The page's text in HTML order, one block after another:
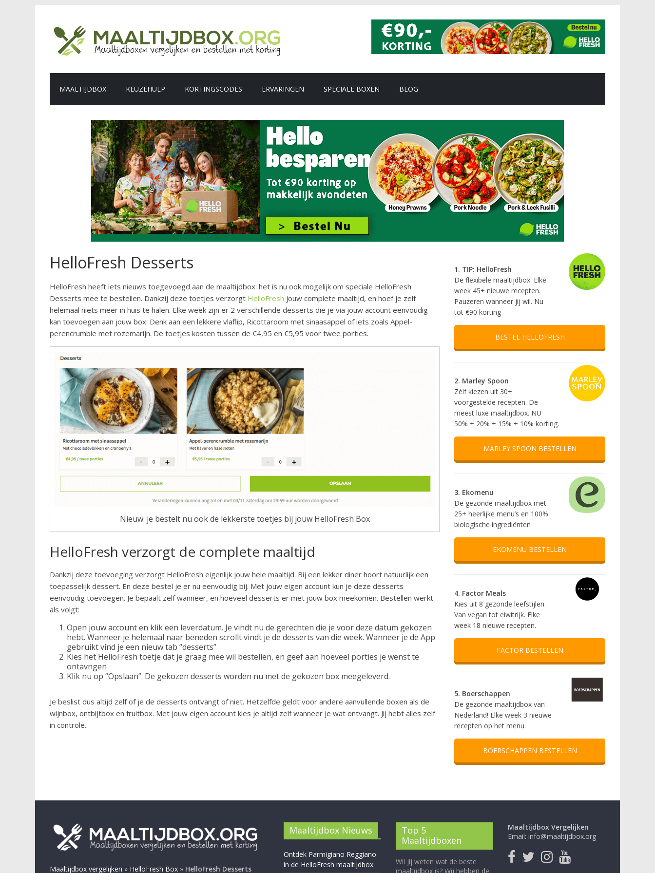
MAALTIJDBOX KEUZEHULP KORTINGSCODES ERVARINGEN SPECIALE BOXEN BLOG
HelloFresh Desserts
HelloFresh heeft iets nieuws toegevoegd aan de maaltijdbox: het is nu ook mogelijk om speciale HelloFresh
Desserts mee te bestellen. Dankzij deze toetjes verzorgt HelloFresh jouw complete maaltijd, en hoef je zelf
helemaal niets meer in huis te halen. Elke week zijn er 2 verschillende desserts die je via jouw account eenvoudig
kan toevoegen aan jouw box. Denk aan een lekkere vlaflip, Ricottaroom met sinaasappel of iets zoals Appel-
perencrumble met rozemarijn. De toetjes kosten tussen de €4,95 en €5,95 voor twee porties.
Nieuw: je bestelt nu ook de lekkerste toetjes bij jouw HelloFresh Box
HelloFresh verzorgt de complete maaltijd
Dankzij deze toevoeging verzorgt HelloFresh eigenlijk jouw hele maaltijd. Bij een lekker diner hoort natuurlijk een
toepasselijk dessert. En deze bestel je er nu eenvoudig bij. Met jouw eigen account kun je deze desserts
eenvoudig toevoegen. Je bepaalt zelf wanneer, en hoeveel desserts er met jouw box meekomen. Bestellen werkt
als volgt:
Open jouw account en klik een leverdatum. Je vindt nu de gerechten die je voor deze datum gekozen
hebt. Wanneer je helemaal naar beneden scrollt vindt je de desserts van die week. Wanneer je de App
gebruikt vind je een nieuw tab “desserts”
Kies het HelloFresh toetje dat je graag mee wil bestellen, en geef aan hoeveel porties je wenst te
ontavngen
Klik nu op “Opslaan”. De gekozen desserts worden nu met de gekozen box meegeleverd.
Je beslist dus altijd zelf of je de desserts ontvangt of niet. Hetzelfde geldt voor andere aanvullende boxen als de
wijnbox, ontbijtbox en fruitbox. Met jouw eigen account kies je altijd zelf wanneer je wat ontvangt. Jij hebt alles zelf
in controle.
1. TIP: HelloFresh
De flexibele maaltijdbox. Elke
week 45+ nieuwe recepten.
Pauzeren wanneer jij wil. Nu
tot €90 korting
BESTEL HELLOFRESH
2. Marley Spoon
Zélf kiezen uit 30+
voorgestelde recepten. De
meest luxe maaltijdbox. NU
50% + 20% + 15% + 10% korting.
MARLEY SPOON BESTELLEN
3. Ekomenu
De gezonde maaltijdbox met
25+ heerlijke menu’s en 100%
biologische ingrediënten
EKOMENU BESTELLEN
4. Factor Meals
Kies uit 8 gezonde leefstijlen.
Van vegan tot eiwitrijk. Elke
week 18 nieuwe recepten.
FACTOR BESTELLEN
5. Boerschappen
De gezonde maaltijdbox van
Nederland! Elke week 3 nieuwe
recepten op het menu.
BOERSCHAPPEN BESTELLEN
Maaltijdbox vergelijken » HelloFresh Box » HelloFresh Desserts
Maaltijdbox Nieuws
Ontdek Parmigiano Reggiano
in de HelloFresh maaltijdbox
Top 5
Maaltijdboxen
Wil jij weten wat de beste
maaltijdbox is? Wij hebben de
Maaltijdbox Vergelijken
Email: info@maaltijdbox.org
- - -